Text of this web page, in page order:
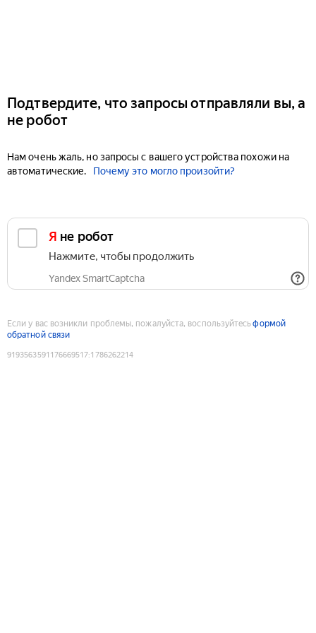
Подтвердите, что запросы отправляли вы, а
не робот
Нам очень жаль, но запросы с вашего устройства похожи на
автоматические.
Почему это могло произойти?
Я не робот
Нажмите, чтобы продолжить
Yandex SmartCaptcha
Если у вас возникли проблемы, пожалуйста, воспользуйтесьформой
обратной связи
9193563591176669517:1786262214